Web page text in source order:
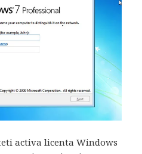
activa licenta Windows